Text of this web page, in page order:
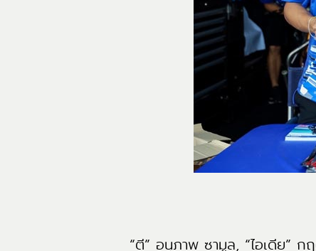
“ตี” อนุภาพ ซามูล, “ไอเดีย” กฤ